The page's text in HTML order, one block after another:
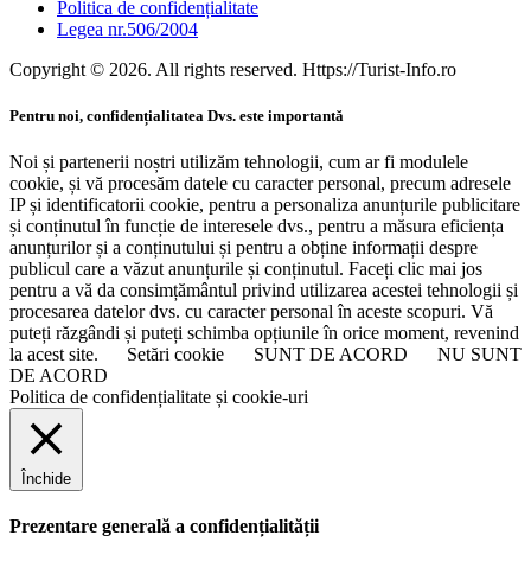
Politica de confidențialitate
Legea nr.506/2004
Copyright © 2026. All rights reserved. Https://Turist-Info.ro
Pentru noi, confidențialitatea Dvs. este importantă
Noi și partenerii noștri utilizăm tehnologii, cum ar fi modulele
cookie, și vă procesăm datele cu caracter personal, precum adresele
IP și identificatorii cookie, pentru a personaliza anunțurile publicitare
și conținutul în funcție de interesele dvs., pentru a măsura eficiența
anunțurilor și a conținutului și pentru a obține informații despre
publicul care a văzut anunțurile și conținutul. Faceți clic mai jos
pentru a vă da consimțământul privind utilizarea acestei tehnologii și
procesarea datelor dvs. cu caracter personal în aceste scopuri. Vă
puteți răzgândi și puteți schimba opțiunile în orice moment, revenind
la acest site.
Setări cookie SUNT DE ACORD
NU SUNT
DE ACORD
Politica de confidențialitate și cookie-uri
Închide
Prezentare generală a confidențialității